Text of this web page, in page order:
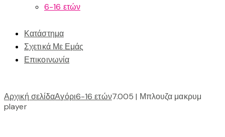
6-16 ετών
Κατάστημα
Σχετικά Με Εμάς
Επικοινωνία
Αρχική σελίδαΑγόρι6-16 ετών7.005 | Μπλουζα μακρυμ
player